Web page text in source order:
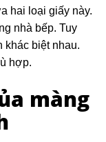
hai loại giấy này.
nhà bếp. Tuy
khác biệt nhau.
hợp.
màng